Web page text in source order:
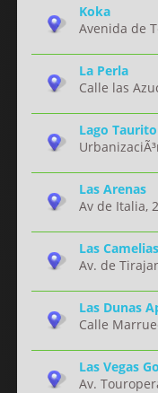
Koka
Avenida de
La Perla
Calle las
Lago Taurito
Las Arenas
Av de Italia,
Las Camelias
Av. de
Las Dunas
Calle
Las Vegas
Av.